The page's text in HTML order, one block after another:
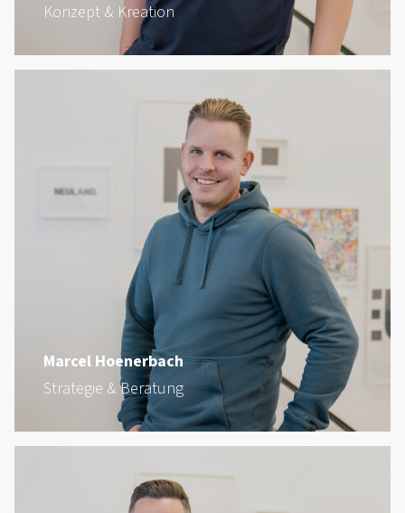
Konzept & Kreation
Marcel Hoenerbach
Strategie & Beratung